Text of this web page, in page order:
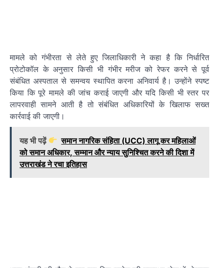
मामले को गंभीरता से लेते हुए जिलाधिकारी ने कहा है कि निर्धारित
प्रोटोकॉल के अनुसार किसी भी गंभीर मरीज को रेफर करने से पूर्व
संबंधित अस्पताल से समन्वय स्थापित करना अनिवार्य है। उन्होंने स्पष्ट
किया कि पूरे मामले की जांच कराई जाएगी और यदि किसी भी स्तर पर
लापरवाही सामने आती है तो संबंधित अधिकारियों के खिलाफ सख्त
कार्रवाई की जाएगी।
यह भी पढ़ें
समान नागरिक संहिता (UCC) लागू कर महिलाओं
को समान अधिकार, सम्मान और न्याय सुनिश्चित करने की दिशा में
उत्तराखंड ने रचा इतिहास